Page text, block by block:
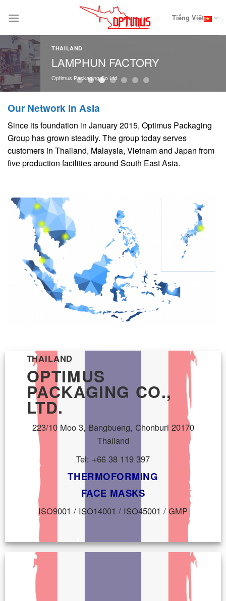
Tiếng Việt
THAILAND
LAMPHUN FACTORY
Optimus Packaging Co Ltd
Our Network in Asia
Since its foundation in January 2015, Optimus Packaging
Group has grown steadily. The group today serves
customers in Thailand, Malaysia, Vietnam and Japan from
five production facilities around South East Asia.
THAILAND
OPTIMUS
PACKAGING CO.,
LTD.
223/10 Moo 3, Bangbueng, Chonburi 20170
Thailand
Tel: +66 38 119 397
THERMOFORMING
FACE MASKS
ISO9001 / ISO14001 / ISO45001 / GMP